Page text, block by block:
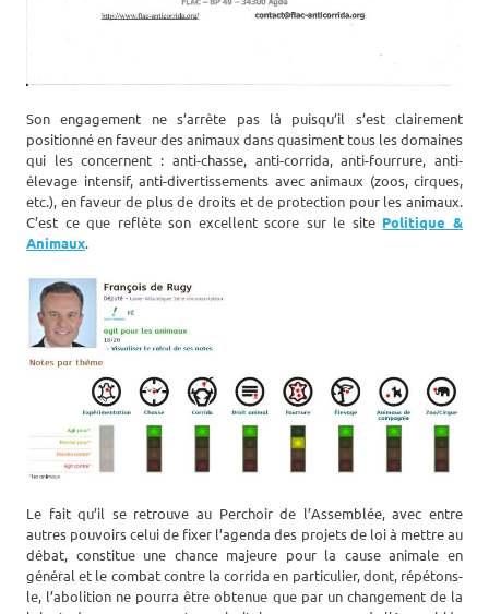
Son engagement ne s’arrête pas là puisqu’il s’est clairement
positionné en faveur des animaux dans quasiment tous les domaines
qui les concernent : anti-chasse, anti-corrida, anti-fourrure, anti-
élevage intensif, anti-divertissements avec animaux (zoos, cirques,
etc.), en faveur de plus de droits et de protection pour les animaux.
C’est ce que reflète son excellent score sur le site Politique &
Animaux.
Le fait qu’il se retrouve au Perchoir de l’Assemblée, avec entre
autres pouvoirs celui de fixer l’agenda des projets de loi à mettre au
débat, constitue une chance majeure pour la cause animale en
général et le combat contre la corrida en particulier, dont, répétons-
le, l’abolition ne pourra être obtenue que par un changement de la